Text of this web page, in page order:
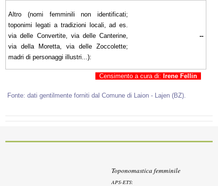
Altro (nomi femminili non identificati;
toponimi legati a tradizioni locali, ad es.
via delle Convertite, via delle Canterine,
via della Moretta, via delle Zoccolette;
madri di personaggi illustri...):
--
Censimento a cura di: Irene Fellin
Fonte: dati gentilmente forniti dal Comune di Laion - Lajen (BZ).
Toponomastica femminile
APS-ETS: